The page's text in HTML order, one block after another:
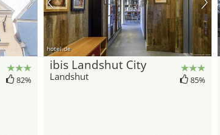
82%
hotel.de
ibis Landshut City
Landshut 85%